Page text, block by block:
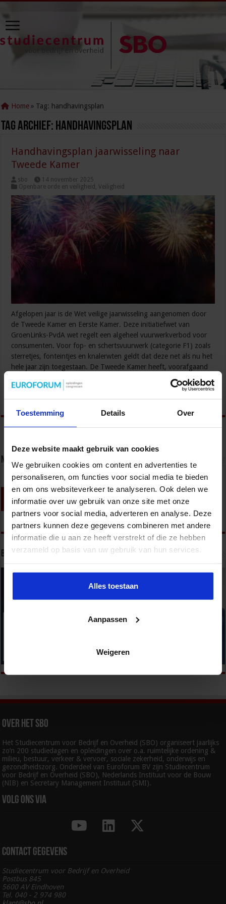
Toestemming Details Over
Deze website maakt gebruik van cookies
We gebruiken cookies om content en advertenties te
personaliseren, om functies voor social media te bieden
en om ons websiteverkeer te analyseren. Ook delen we
informatie over uw gebruik van onze site met onze
partners voor social media, adverteren en analyse. Deze
partners kunnen deze gegevens combineren met andere
informatie die u aan ze heeft verstrekt of die ze hebben
verzameld op basis van uw gebruik van hun services.
Alles toestaan
Aanpassen
Weigeren
Home » Tag: handhavingsplan
Tag Archief: handhavingsplan
Handhavingsplan jaarwisseling naar
Tweede Kamer
sbo
14 november 2025
Openbare orde en veiligheid ,Veiligheid
Afgelopen jaar is de Wet veilige jaarwisseling aangenomen door
de Tweede Kamer en Eerste Kamer. Deze initiatiefwet van
GroenLinks-PvdA wet regelt een algeheel vuurwerkverbod voor
consumenten. Voor fop- en schertsvuurwerk (categorie F1) zoals
sterretjes, fonteintjes en knalerwten geldt dat deze net als nu het
hele jaar zijn toegestaan. De Tweede Kamer heeft, voorafgaand
Nieuwsbrief
Bekijk onze opleidingen
Over het SBO
Het Studiecentrum voor Bedrijf en Overheid (SBO) organiseert jaarlijks
zo’n 200 studiedagen en opleidingen over o.a. ruimtelijke ordening &
milieu, bestuur, verkeer & vervoer, sociale zekerheid, onderwijs en
gezondheidszorg. Onderdeel van Euroforum BV zijn Studiecentrum
voor Bedrijf en Overheid (SBO), Nederlands Instituut voor de Bouw
(NIB) en Secretary Management Instituut (SMI).
Volg ons via
Contact gegevens
Studiecentrum voor Bedrijf en Overheid
Postbus 845
5600 AV Eindhoven
Tel. 040 - 2 974 980